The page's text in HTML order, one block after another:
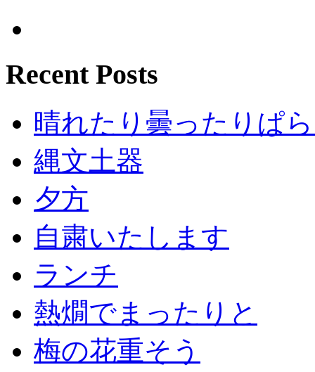
Recent Posts
晴れたり曇ったりぱ
縄文土器
夕方
自粛いたします
ランチ
熱燗でまったりと
梅の花重そう